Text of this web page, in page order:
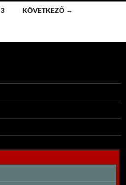
3 KÖVETKEZŐ →